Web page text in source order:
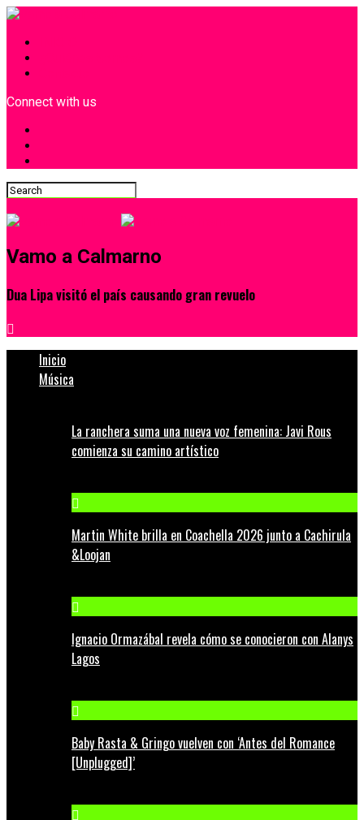
Connect with us
Vamo a Calmarno
Dua Lipa visitó el país causando gran revuelo
Inicio
Música
La ranchera suma una nueva voz femenina: Javi Rous
comienza su camino artístico
Martin White brilla en Coachella 2026 junto a Cachirula
&Loojan
Ignacio Ormazábal revela cómo se conocieron con Alanys
Lagos
Baby Rasta & Gringo vuelven con ‘Antes del Romance
[Unplugged]’